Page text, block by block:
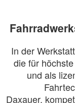
In der
die für
und als
Daxauer,